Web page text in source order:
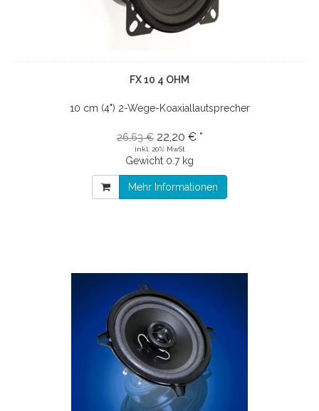
FX 10 4 OHM
10 cm (4") 2-Wege-Koaxiallautsprecher
26,63 € 22,20 € *
inkl. 20% MwSt
Gewicht 0.7 kg
Mehr Informationen